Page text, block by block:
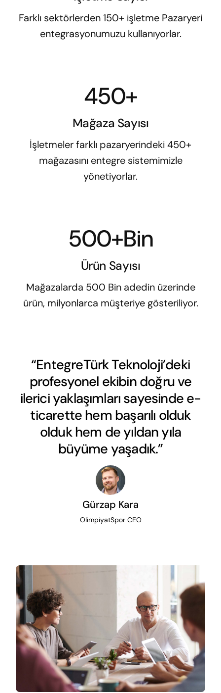
Farklı sektörlerden 150+ işletme Pazaryeri
entegrasyonumuzu kullanıyorlar.
450+
Mağaza Sayısı
İşletmeler farklı pazaryerindeki 450+
mağazasını entegre sistemimizle
yönetiyorlar.
500+Bin
Ürün Sayısı
Mağazalarda 500 Bin adedin üzerinde
ürün, milyonlarca müşteriye gösteriliyor.
“EntegreTürk Teknoloji’deki
profesyonel ekibin doğru ve
ilerici yaklaşımları sayesinde e-
ticarette hem başarılı olduk
olduk hem de yıldan yıla
büyüme yaşadık.”
Gürzap Kara
OlimpiyatSpor CEO